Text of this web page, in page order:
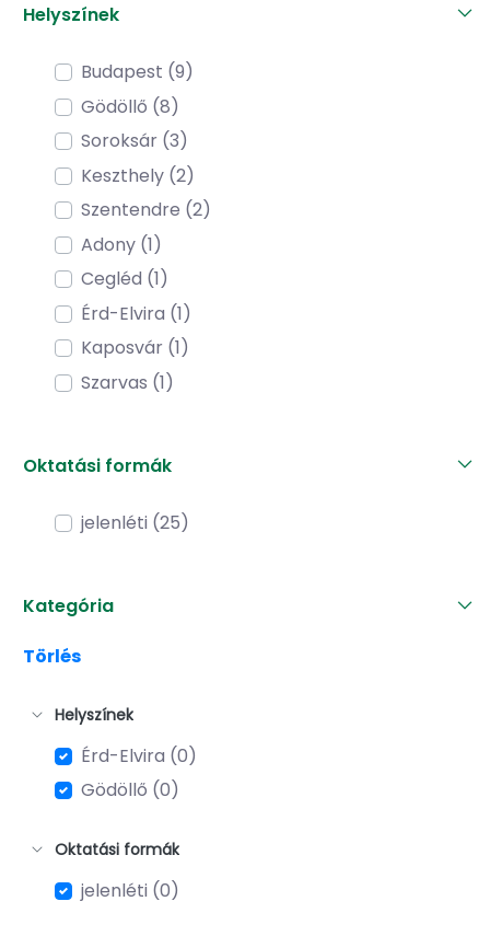
Helyszínek
Budapest (9)
Gödöllő (8)
Soroksár (3)
Keszthely (2)
Szentendre (2)
Adony (1)
Cegléd (1)
Érd-Elvira (1)
Kaposvár (1)
Szarvas (1)
Oktatási formák
jelenléti (25)
Kategória
Törlés
Helyszínek
Érd-Elvira (0)
Gödöllő (0)
Oktatási formák
jelenléti (0)